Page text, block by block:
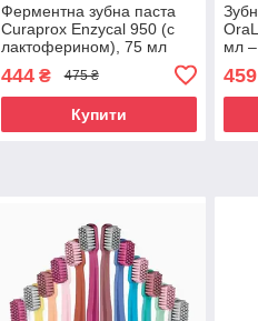
Ферментна зубна паста
Curaprox Enzyсal 950 (с
лактоферином), 75 мл
444₴ 475 ₴
Купити
мл –
459